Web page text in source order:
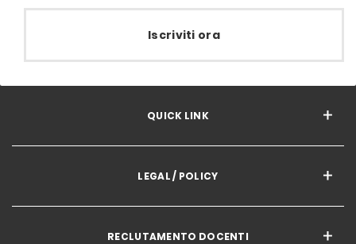
Iscriviti ora
QUICK LINK
LEGAL / POLICY
RECLUTAMENTO DOCENTI